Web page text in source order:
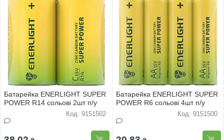
Батарейка ENERLIGHT SUPER
POWER R14 сольовi 2шт п/у
Код: 9151502
Батарейка ENERLIGHT SUPER
POWER R6 сольовi 4шт п/у
Код: 9151500